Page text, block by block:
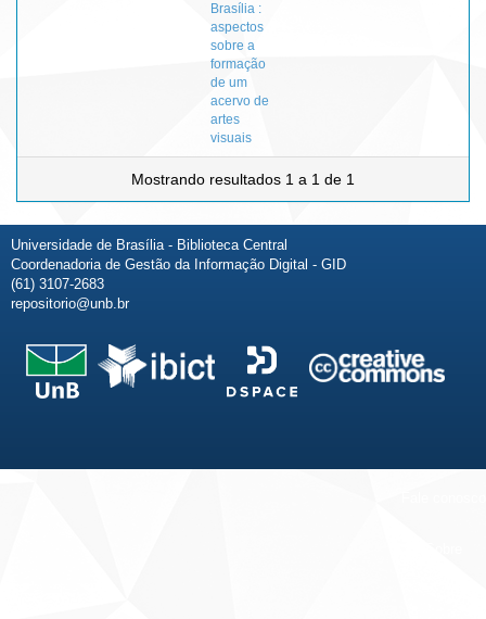
Brasília :
aspectos
sobre a
formação
de um
acervo de
artes
visuais
Mostrando resultados 1 a 1 de 1
Universidade de Brasília - Biblioteca Central
Coordenadoria de Gestão da Informação Digital - GID
(61) 3107-2683
repositorio@unb.br